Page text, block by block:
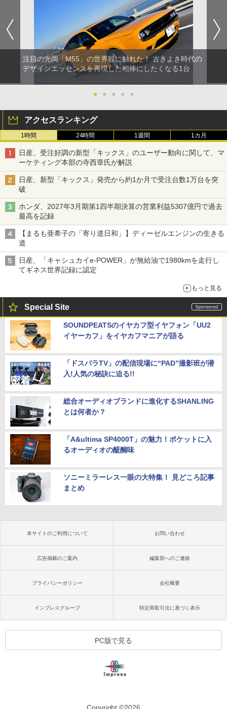
注目の光岡「M55」の世界観に触れた！ 古きよき時代の
デザインエッセンスを再現した相棒にしたくなる1台
● ● ● ● ●
アクセスランキング
1時間 24時間 1週間 1カ月
日産、受注好調の新型「キックス」のユーザー動向に関して、マ
ーケティング本部の寺西章氏が解説
日産、新型「キックス」発売から約1か月で受注台数1万台を突
破
ホンダ、2027年3月期第1四半期決算の営業利益5307億円で過去
最高を記録
【まるも亜希子の「寄り道日和」】ディーゼルエンジンの生きる
道
日産、「キャシュカイe-POWER」が無給油で1980kmを走行し
てギネス世界記録に認定
もっと見る
Special Site
SOUNDPEATSのイヤカフ型イヤフォン「UU2
イヤーカフ」をイヤカフマニアが語る
「ドスパラTV」の配信現場に“PAD”撮影班が潜
入!人気の秘訣に迫る!!
総合オーディオブランドに進化するSHANLING
とは何者か？
「A&ultima SP4000T」の魅力！ポケットに入
るオーディオの醍醐味
ソニーミラーレス一眼の大特集！ 見どころ記事
まとめ
本サイトのご利用について お問い合わせ
広告掲載のご案内 編集部へのご連絡
プライバシーポリシー 会社概要
インプレスグループ 特定商取引法に基づく表示
PC版で見る